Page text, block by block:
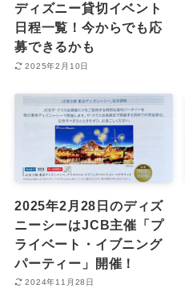
ディズニー貸切イベント
日程一覧！今からでも応
募できるかも
2025年2月10日
2025年2月28日のディズ
ニーシーはJCB主催「プ
ライベート・イブニング
パーティー」開催！
2024年11月28日